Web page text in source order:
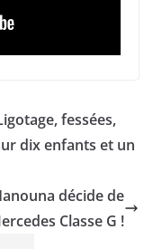
fessées,
dix enfants et un
décide de
Classe G !